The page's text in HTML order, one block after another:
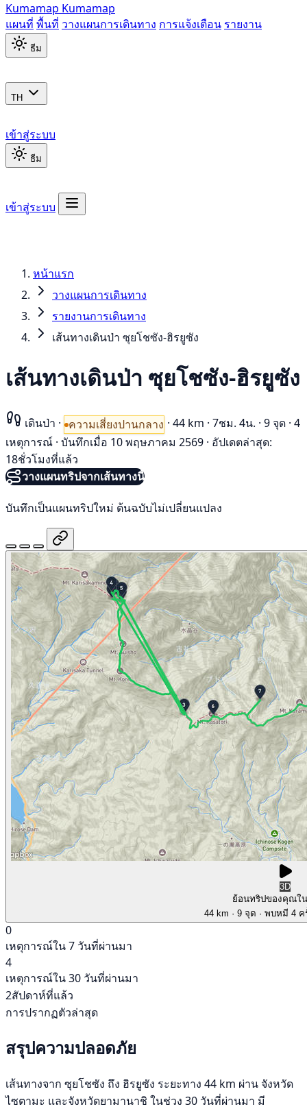
Kumamap Kumamap
แผนที่ พื้นที่ วางแผนการเดินทาง การแจ้งเตือน รายงาน
ธีม
TH
เข้าสู่ระบบ
ธีม
เข้าสู่ระบบ
หน้าแรก
วางแผนการเดินทาง
รายงานการเดินทาง
เส้นทางเดินป่า ซุยโชซัง-ฮิรยูซัง
เส้นทางเดินป่า ซุยโชซัง-ฮิรยูซัง
เดินป่า · ความเสี่ยงปานกลาง · 44 km · 7ชม. 4น. · 9 จุด · 4
เหตุการณ์ · บันทึกเมื่อ 10 พฤษภาคม 2569 · อัปเดตล่าสุด:
18ชั่วโมงที่แล้ว
วางแผนทริปจากเส้นทางนี้
บันทึกเป็นแผนทริปใหม่ ต้นฉบับไม่เปลี่ยนแปลง
3D
ย้อนทริปของคุณใ
44 km · 9 จุด · พบหมี 4
0
เหตุการณ์ใน 7 วันที่ผ่านมา
4
เหตุการณ์ใน 30 วันที่ผ่านมา
2สัปดาห์ที่แล้ว
การปรากฏตัวล่าสุด
สรุปความปลอดภัย
เส้นทางจาก ซุยโชซัง ถึง ฮิรยูซัง ระยะทาง 44 km ผ่าน จังหวัด
ไซตามะ และจังหวัดยามานาชิ ในช่วง 30 วันที่ผ่านมา มี